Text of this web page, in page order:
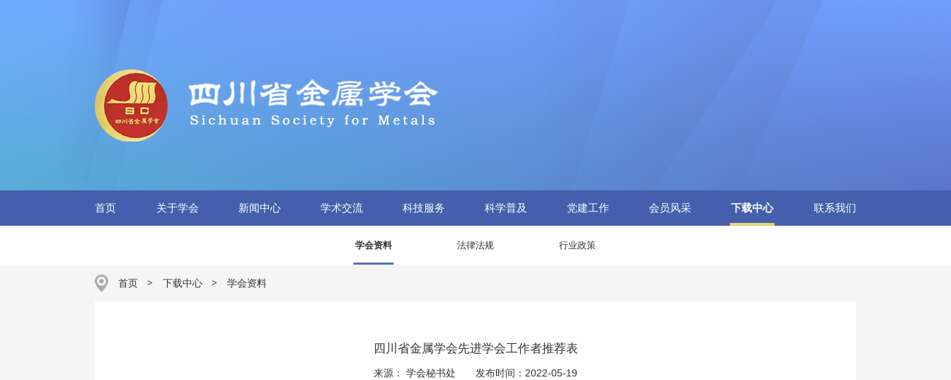
首页 关于学会 新闻中心 学术交流 科技服务 科学普及 党建工作 会员风采 下载中心 联系我们
学会资料 法律法规 行业政策
首页 > 下载中心 > 学会资料
四川省金属学会先进学会工作者推荐表
来源： 学会秘书处 发布时间：2022-05-19